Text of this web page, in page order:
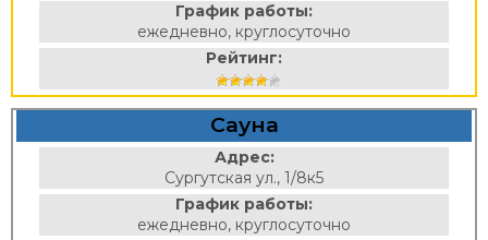
График работы:
ежедневно, круглосуточно
Рейтинг:
Сауна
Адрес:
Сургутская ул., 1/8к5
График работы:
ежедневно, круглосуточно